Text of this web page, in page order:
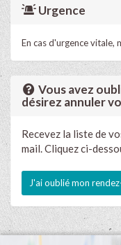
Urgence
En cas d'urgence vitale,
Vous avez
désirez annuler
Recevez la liste de
mail. Cliquez ci-
J'ai oublié mon